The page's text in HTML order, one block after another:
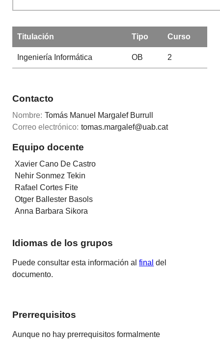
Titulación Tipo Curso
Ingeniería Informática OB 2
Contacto
Nombre: Tomás Manuel Margalef Burrull
Correo electrónico: tomas.margalef@uab.cat
Equipo docente
Xavier Cano De Castro
Nehir Sonmez Tekin
Rafael Cortes Fite
Otger Ballester Basols
Anna Barbara Sikora
Idiomas de los grupos
Puede consultar esta información alfinal del
documento.
Prerrequisitos
Aunque no hay prerrequisitos formalmente